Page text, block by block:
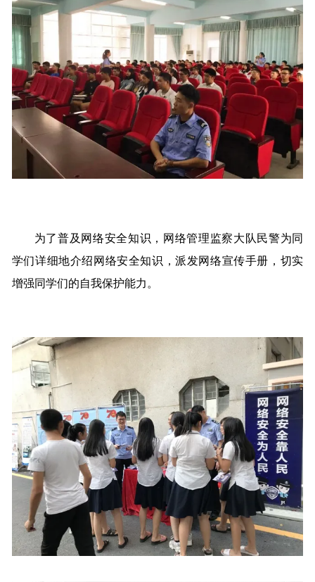
为了普及网络安全知识，网络管理监察大队民警为同
学们详细地介绍网络安全知识，派发网络宣传手册，切实
增强同学们的自我保护能力。